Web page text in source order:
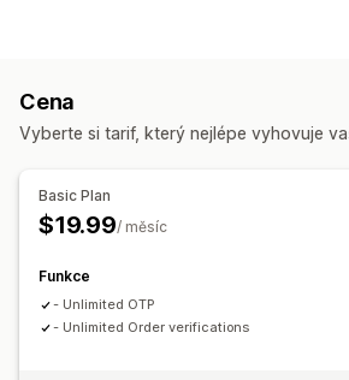
Cena
Vyberte si tarif, který nejlépe vyhovuje
Basic Plan
$19.99/ měsíc
Funkce
- Unlimited OTP
- Unlimited Order verifications